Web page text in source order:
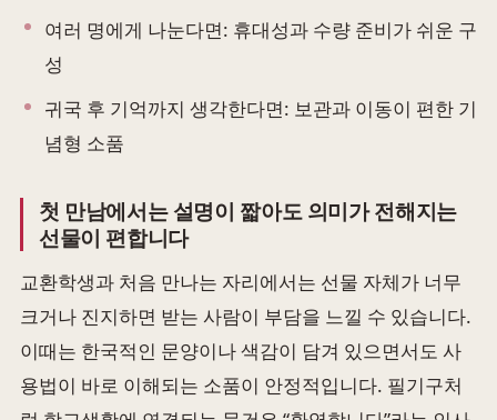
여러 명에게 나눈다면: 휴대성과 수량 준비가 쉬운 구
성
귀국 후 기억까지 생각한다면: 보관과 이동이 편한 기
념형 소품
첫 만남에서는 설명이 짧아도 의미가 전해지는
선물이 편합니다
교환학생과 처음 만나는 자리에서는 선물 자체가 너무
크거나 진지하면 받는 사람이 부담을 느낄 수 있습니다.
이때는 한국적인 문양이나 색감이 담겨 있으면서도 사
용법이 바로 이해되는 소품이 안정적입니다. 필기구처